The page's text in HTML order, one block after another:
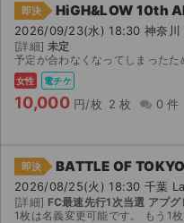
即決 HiGH&LOW 10th
2026/09/23(水) 18:30 神奈川
[詳細] 未定
予定が合わなくなってしまったため出品いたします。 FC先行、同行者のみ名義変更可能 公演
女性 電チケ
10,000 円/枚 2 枚 0 件
即決 BATTLE OF
2026/08/25(火) 18:30 千葉
[詳細] FC最速先行1次当選 アプ
1枚は名義変更可能です。 もう1